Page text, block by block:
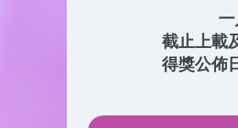
截止上載
得獎公佈